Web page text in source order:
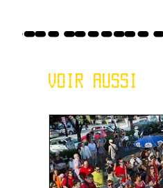
VOIR AUSSI